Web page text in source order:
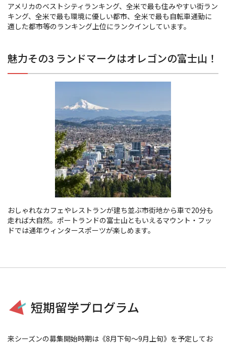
アメリカのベストシティランキング、全米で最も住みやすい街ラン
キング、全米で最も環境に優しい都市、全米で最も自転車通勤に
適した都市等のランキング上位にランクインしています。
魅力その3 ランドマークはオレゴンの富士山！
おしゃれなカフェやレストランが建ち並ぶ市街地から車で20分も
走れば大自然。ポートランドの富士山ともいえるマウント・フッ
ドでは通年ウィンタースポーツが楽しめます。
短期留学プログラム
来シーズンの募集開始時期は《8月下旬～9月上旬》を予定してお